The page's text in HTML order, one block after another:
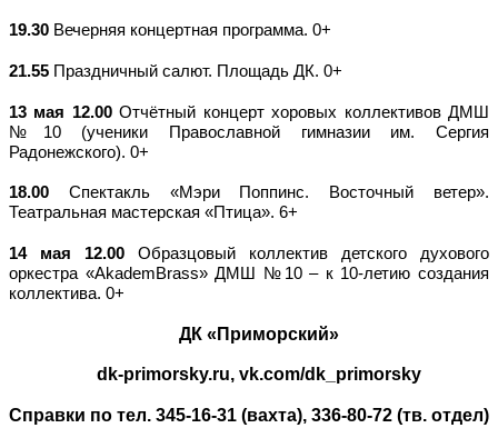
19.30 Вечерняя концертная программа. 0+
21.55 Праздничный салют. Площадь ДК. 0+
13 мая 12.00Отчётный концерт хоровых коллективов ДМШ
№10 (ученики Православной гимназии им. Сергия
Радонежского). 0+
18.00 Спектакль «Мэри Поппинс. Восточный ветер».
Театральная мастерская «Птица». 6+
14 мая 12.00 Образцовый коллектив детского духового
оркестра «AkademBrass» ДМШ №10 – к 10-летию создания
коллектива. 0+
ДК «Приморский»
dk-primorsky.ru, vk.com/dk_primorsky
Справки по тел. 345-16-31 (вахта), 336-80-72 (тв. отдел)